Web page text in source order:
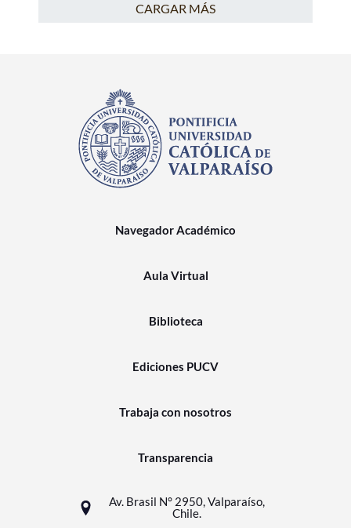
CARGAR MÁS
Navegador Académico
Aula Virtual
Biblioteca
Ediciones PUCV
Trabaja con nosotros
Transparencia
Av. Brasil N° 2950, Valparaíso,
Chile.